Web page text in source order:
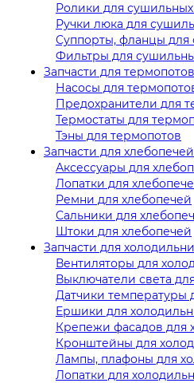
Ролики для
Ручки люка для
Суппорты, фланцы
Фильтры для
Запчасти для термопотов
Насосы для
Предохранители для
Термостаты для
Тэны для термопотов
Запчасти для хлебопечей
Аксессуары для
Лопатки для
Ремни для хлебопечей
Сальники для
Штоки для хлебопечей
Запчасти для
Вентиляторы для
Выключатели света
Датчики температуры
Ершики для
Крепежи фасадов для
Кронштейны для
Лампы, плафоны для
Лопатки для